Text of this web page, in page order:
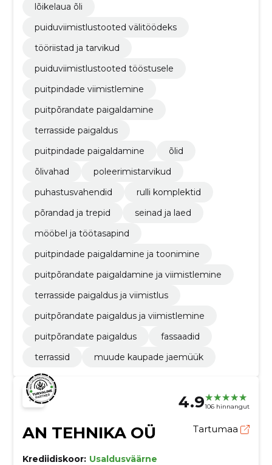
lõikelaua õli
puiduviimistlustooted välitöödeks
tööriistad ja tarvikud
puiduviimistlustooted tööstusele
puitpindade viimistlemine
puitpõrandate paigaldamine
terrasside paigaldus
puitpindade paigaldamine
õlid
õlivahad
poleerimistarvikud
puhastusvahendid
rulli komplektid
põrandad ja trepid
seinad ja laed
mööbel ja töötasapind
puitpindade paigaldamine ja toonimine
puitpõrandate paigaldamine ja viimistlemine
terrasside paigaldus ja viimistlus
puitpõrandate paigaldus ja viimistlemine
puitpõrandate paigaldus
fassaadid
terrassid
muude kaupade jaemüük
4.9106 hinnangut
AN TEHNIKA OÜ Tartumaa
Krediidiskoor: Usaldusväärne